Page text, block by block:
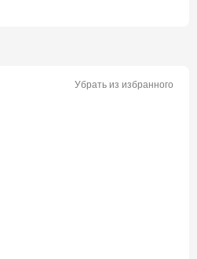
Убрать из избранного